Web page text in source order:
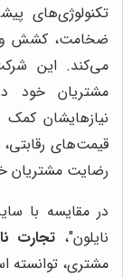
تکنولوژی‌های
ضخامت، کشش و
می‌کند. این
مشتریان خود
نیازهایشان کمک
قیمت‌های
رضایت مشتریان
در مقایسه با
نایلون"، تجارت
مشتری، توانسته